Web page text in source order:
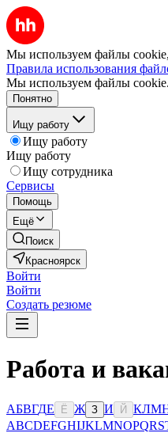
Мы используем файлы cookie,
Правила использования
Мы используем файлы cookie.
Понятно
Ищу работу
Ищу работу
Ищу работу
Ищу сотрудника
Сервисы
Помощь
Ещё
Поиск
Красноярск
Войти
Войти
Создать резюме
Работа и
АБВГДЕ Ё Ж З И Й КЛМ
ABCDEFGHIJKLMNOPQRS